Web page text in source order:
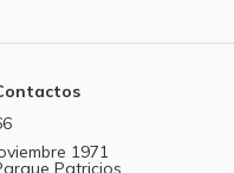
1971
Patricios,